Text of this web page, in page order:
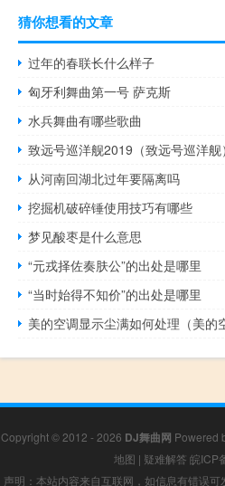
猜你想看的文章
过年的春联长什么样子
匈牙利舞曲第一号 萨克斯
水兵舞曲有哪些歌曲
致远号巡洋舰2019（致远号巡洋舰）
从河南回湖北过年要隔离吗
挖掘机破碎锤使用技巧有哪些
梦见酸枣是什么意思
“元戎择佐奏肤公”的出处是哪里
“当时始得不知价”的出处是哪里
美的空调显示尘满如何处理（美的
Copyright © 2012 - 2026 DJ舞曲网 Powered
地图 | 疑难解答 皖ICP
声明：本站内容来自互联网，如信息有错误